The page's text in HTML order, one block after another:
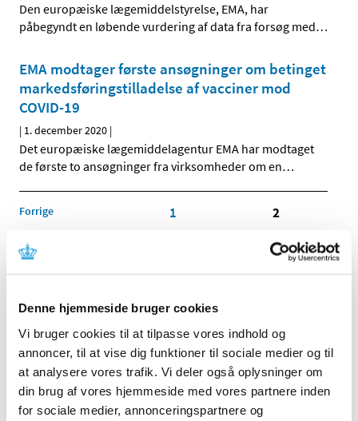
Denne hjemmeside bruger cookies
Vi bruger cookies til at tilpasse vores indhold og
annoncer, til at vise dig funktioner til sociale medier og til
at analysere vores trafik. Vi deler også oplysninger om
din brug af vores hjemmeside med vores partnere inden
for sociale medier, annonceringspartnere og
Den europæiske lægemiddelstyrelse, EMA, har
påbegyndt en løbende vurdering af data fra forsøg med…
EMA modtager første ansøgninger om betinget
markedsføringstilladelse af vacciner mod
COVID-19
| 1. december 2020 |
Det europæiske lægemiddelagentur EMA har modtaget
de første to ansøgninger fra virksomheder om en…
Forrige 1 2
2026 (84)
2025 (158)
2024 (224)
2023 (195)
2022 (197)